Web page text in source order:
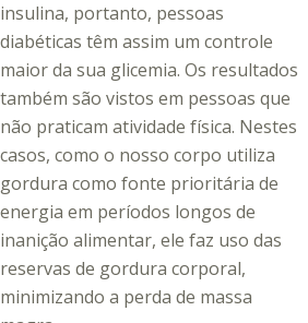
insulina, portanto, pessoas
diabéticas têm assim um controle
maior da sua glicemia. Os resultados
também são vistos em pessoas que
não praticam atividade física. Nestes
casos, como o nosso corpo utiliza
gordura como fonte prioritária de
energia em períodos longos de
inanição alimentar, ele faz uso das
reservas de gordura corporal,
minimizando a perda de massa